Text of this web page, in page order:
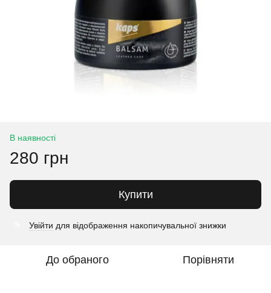
В наявності
280 грн
Купити
Увійти для відображення накопичувальної знижки
До обраного Порівняти